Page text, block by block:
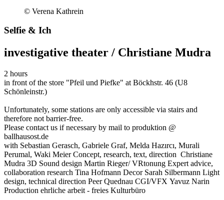
© Verena Kathrein
Selfie & Ich
investigative theater / Christiane Mudra
2 hours
in front of the store "Pfeil und Piefke" at Böckhstr. 46 (U8
Schönleinstr.)
Unfortunately, some stations are only accessible via stairs and
therefore not barrier-free.
Please contact us if necessary by mail to produktion @
ballhausost.de
with Sebastian Gerasch, Gabriele Graf, Melda Hazırcı, Murali
Perumal, Waki MeierConcept, research, text, direction Christiane
Mudra 3D Sound design Martin Rieger/ VRtonung Expert advice,
collaboration research Tina Hofmann DecorSarah Silbermann Light
design, technical direction Peer Quednau CGI/VFX Yavuz Narin
Production ehrliche arbeit - freies Kulturbüro